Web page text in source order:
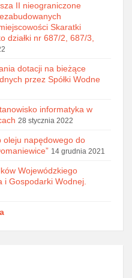
II nieograniczone
Skaratki
działki nr 687/2, 687/3,
dotacji na bieżące
przez Spółki Wodne
informatyka w
28 stycznia 2022
oleju napędowego do
14 grudnia 2021
Wojewódzkiego
i Gospodarki Wodnej.